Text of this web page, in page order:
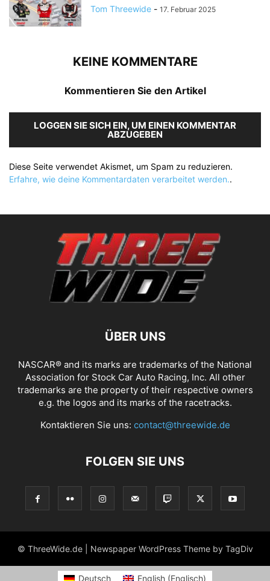
Tom Threewide - 17. Februar 2025
KEINE KOMMENTARE
Kommentieren Sie den Artikel
LOGGEN SIE SICH EIN, UM EINEN KOMMENTAR
ABZUGEBEN
Diese Seite verwendet Akismet, um Spam zu reduzieren.
Erfahre, wie deine Kommentardaten verarbeitet werden..
ÜBER UNS
NASCAR® and its marks are trademarks of the National
Association for Stock Car Auto Racing, Inc. All other
trademarks are the property of their respective owners
e.g. the logos and its marks of the racetracks.
Kontaktieren Sie uns: contact@threewide.de
FOLGEN SIE UNS
© ThreeWide.de | Newspaper WordPress Theme by TagDiv
Deutsch English(Englisch)